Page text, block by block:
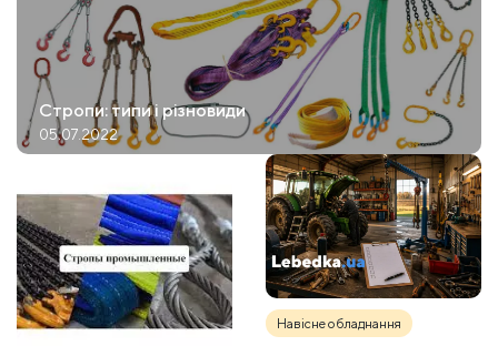
Стропи: типи і різновиди
05.07.2022
Навісне обладнання